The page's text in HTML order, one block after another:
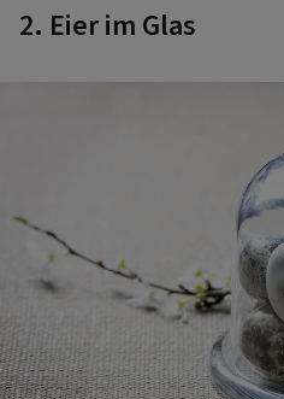
2. Eier im Glas